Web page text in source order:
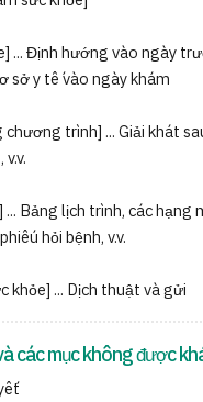
... Định hướng vào ngày
sở y tế vào ngày khám
trình] ... Giải khát
Bảng lịch trình, các hạng
hỏi bệnh, v.v.
khỏe] ... Dịch thuật và gửi
các mục không được